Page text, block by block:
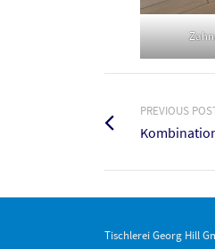
PREVIOUS
Tischlerei Georg Hill